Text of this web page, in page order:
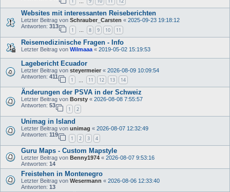
Websites mit interessanten Reiseberichten
Letzter Beitrag von Schrauber_Carsten « 2025-09-23 19:18:12
Antworten: 313
1 … 8 9 10 11
Reisemedizinische Fragen - Info
Letzter Beitrag von Wilmaaa « 2019-05-02 15:19:53
Lagebericht Ecuador
Letzter Beitrag von steyermeier « 2026-08-09 10:09:54
Antworten: 411
1 11 12 13 14
Änderungen der PSVA in der Schweiz
Letzter Beitrag von Borsty « 2026-08-08 7:55:57
Antworten: 53
1 2
Unimag in Island
Letzter Beitrag von unimag « 2026-08-07 12:32:49
Antworten: 119
1 2 3 4
Guru Maps - Custom Mapstyle
Letzter Beitrag von Benny1974 « 2026-08-07 9:53:16
Antworten: 14
Freistehen in Montenegro
Letzter Beitrag von Wesermann « 2026-08-06 12:33:40
Antworten: 13